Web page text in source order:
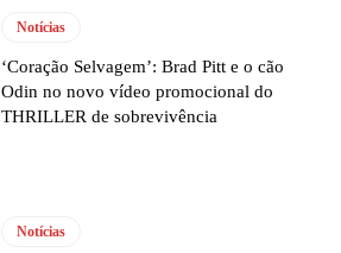
Notícias
‘Coração Selvagem’: Brad Pitt e o cão
Odin no novo vídeo promocional do
THRILLER de sobrevivência
Notícias